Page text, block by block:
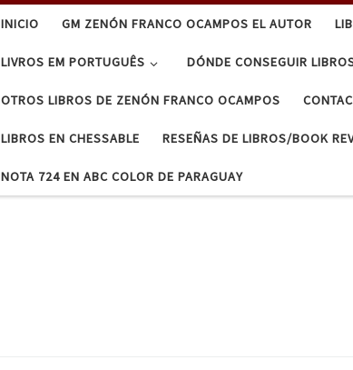
INICIO GM ZENÓN FRANCO OCAMPOS EL AUTOR
LIVROS EM PORTUGUÊS DÓNDE CONSEGUIR
OTROS LIBROS DE ZENÓN FRANCO OCAMPOS
LIBROS EN CHESSABLE RESEÑAS DE LIBROS/BOOK
NOTA 724 EN ABC COLOR DE PARAGUAY